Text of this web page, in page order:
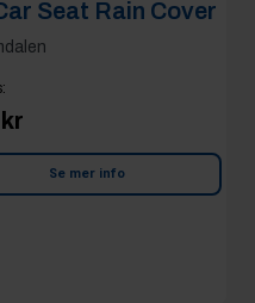
Seat Rain Cover
:
Se mer info